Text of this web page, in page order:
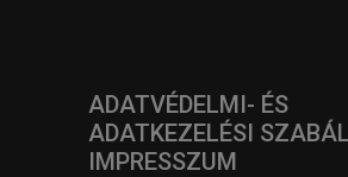
ADATVÉDELMI- ÉS
ADATKEZELÉSI
IMPRESSZUM